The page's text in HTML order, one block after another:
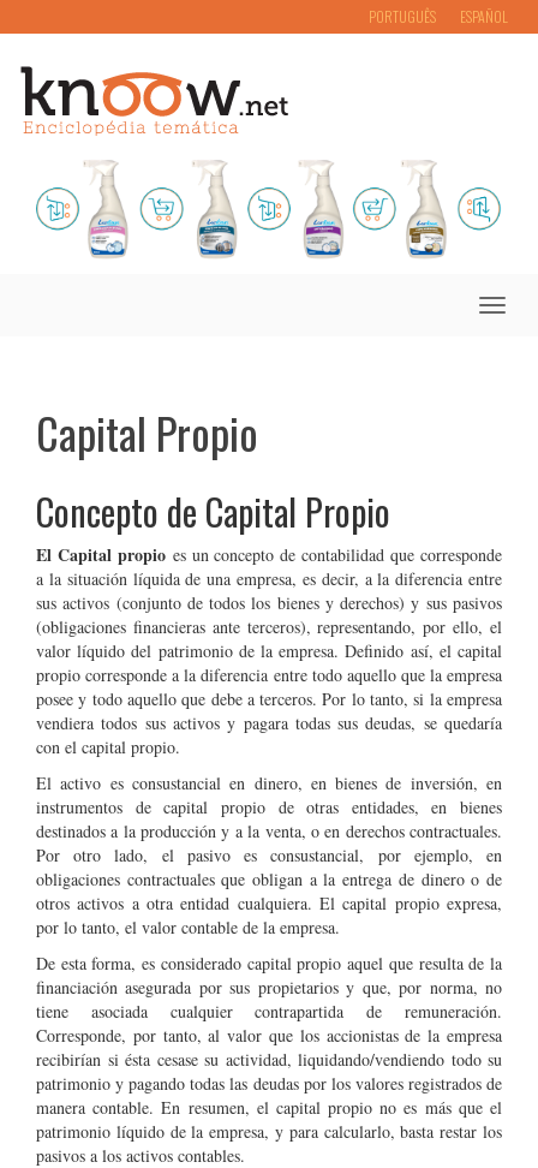
PORTUGUÊS ESPAÑOL
Toggle
Capital Propio
Concepto de Capital Propio
El Capital propioes un concepto de contabilidad que corresponde
a la situación líquida de una empresa, es decir, a la diferencia entre
sus activos (conjunto de todos los bienes y derechos) y sus pasivos
(obligaciones financieras ante terceros), representando, por ello, el
valor líquido del patrimonio de la empresa. Definido así, el capital
propio corresponde a la diferencia entre todo aquello que la empresa
posee y todo aquello que debe a terceros. Por lo tanto, si la empresa
vendiera todos sus activos y pagara todas sus deudas, se quedaría
con el capital propio.
El activo es consustancial en dinero, en bienes de inversión, en
instrumentos de capital propio de otras entidades, en bienes
destinados a la producción y a la venta, o en derechos contractuales.
Por otro lado, el pasivo es consustancial, por ejemplo, en
obligaciones contractuales que obligan a la entrega de dinero o de
otros activos a otra entidad cualquiera. El capital propio expresa,
por lo tanto, el valor contable de la empresa.
De esta forma, es considerado capital propio aquel que resulta de la
financiación asegurada por sus propietarios y que, por norma, no
tiene asociada cualquier contrapartida de remuneración.
Corresponde, por tanto, al valor que los accionistas de la empresa
recibirían si ésta cesase su actividad, liquidando/vendiendo todo su
patrimonio y pagando todas las deudas por los valores registrados de
manera contable. En resumen, el capital propio no es más que el
patrimonio líquido de la empresa, y para calcularlo, basta restar los
pasivos a los activos contables.